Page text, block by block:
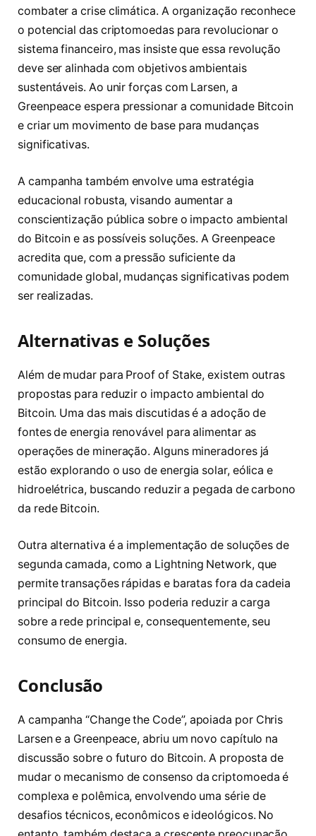
combater a crise climática. A organização reconhece
o potencial das criptomoedas para revolucionar o
sistema financeiro, mas insiste que essa revolução
deve ser alinhada com objetivos ambientais
sustentáveis. Ao unir forças com Larsen, a
Greenpeace espera pressionar a comunidade Bitcoin
e criar um movimento de base para mudanças
significativas.
A campanha também envolve uma estratégia
educacional robusta, visando aumentar a
conscientização pública sobre o impacto ambiental
do Bitcoin e as possíveis soluções. A Greenpeace
acredita que, com a pressão suficiente da
comunidade global, mudanças significativas podem
ser realizadas.
Alternativas e Soluções
Além de mudar para Proof of Stake, existem outras
propostas para reduzir o impacto ambiental do
Bitcoin. Uma das mais discutidas é a adoção de
fontes de energia renovável para alimentar as
operações de mineração. Alguns mineradores já
estão explorando o uso de energia solar, eólica e
hidroelétrica, buscando reduzir a pegada de carbono
da rede Bitcoin.
Outra alternativa é a implementação de soluções de
segunda camada, como a Lightning Network, que
permite transações rápidas e baratas fora da cadeia
principal do Bitcoin. Isso poderia reduzir a carga
sobre a rede principal e, consequentemente, seu
consumo de energia.
Conclusão
A campanha “Change the Code”, apoiada por Chris
Larsen e a Greenpeace, abriu um novo capítulo na
discussão sobre o futuro do Bitcoin. A proposta de
mudar o mecanismo de consenso da criptomoeda é
complexa e polêmica, envolvendo uma série de
desafios técnicos, econômicos e ideológicos. No